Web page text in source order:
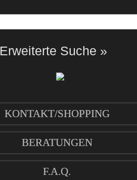
Erweiterte Suche »
KONTAKT/SHOPPING
BERATUNGEN
F.A.Q.